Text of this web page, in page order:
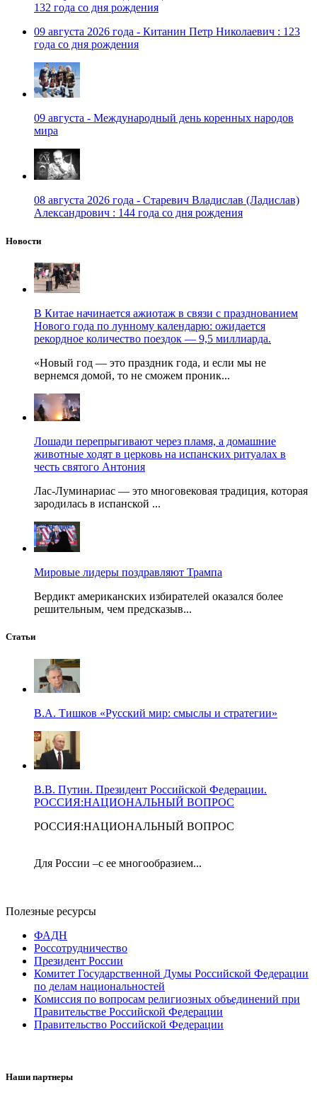
132 года со дня рождения
09 августа 2026 года - Китанин Петр Николаевич : 123
года со дня рождения
09 августа - Международный день коренных народов
мира
08 августа 2026 года - Старевич Владислав (Ладислав)
Александрович : 144 года со дня рождения
Новости
В Китае начинается ажиотаж в связи с празднованием
Нового года по лунному календарю: ожидается
рекордное количество поездок — 9,5 миллиарда.
«Новый год — это праздник года, и если мы не
вернемся домой, то не сможем проник...
Лошади перепрыгивают через пламя, а домашние
животные ходят в церковь на испанских ритуалах в
честь святого Антония
Лас-Луминариас — это многовековая традиция, которая
зародилась в испанской ...
Мировые лидеры поздравляют Трампа
Вердикт американских избирателей оказался более
решительным, чем предсказыв...
Статьи
В.А. Тишков «Русский мир: смыслы и стратегии»
В.В. Путин. Президент Российской Федерации.
РОССИЯ:НАЦИОНАЛЬНЫЙ ВОПРОС
РОССИЯ:НАЦИОНАЛЬНЫЙ ВОПРОС
Для России –с ее многообразием...
Полезные ресурсы
ФАДН
Россотрудничество
Президент России
Комитет Государственной Думы Российской Федерации
по делам национальностей
Комиссия по вопросам религиозных объединений при
Правительстве Российской Федерации
Правительство Российской Федерации
Наши партнеры